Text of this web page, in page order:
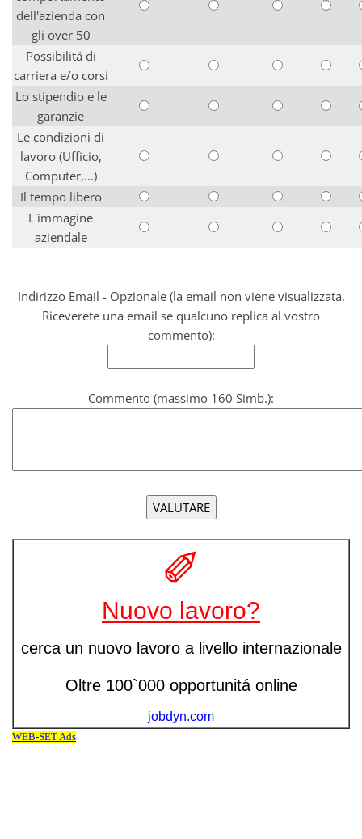
dell'azienda con
gli over 50
Possibilitá di
carriera e/o corsi
Lo stipendio e le
garanzie
Le condizioni di
lavoro (Ufficio,
Computer,...)
Il tempo libero
L'immagine
aziendale
Indirizzo Email - Opzionale (la email non viene visualizzata.
Riceverete una email se qualcuno replica al vostro
commento):
Commento (massimo 160 Simb.):